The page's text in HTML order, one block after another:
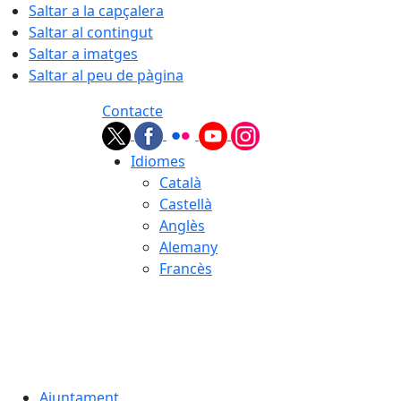
Saltar a la capçalera
Saltar al contingut
Saltar a imatges
Saltar al peu de pàgina
Contacte
Idiomes
Català
Castellà
Anglès
Alemany
Francès